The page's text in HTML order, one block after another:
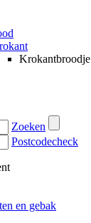
Krokantbroodje
Zoeken
Postcodecheck
en gebak